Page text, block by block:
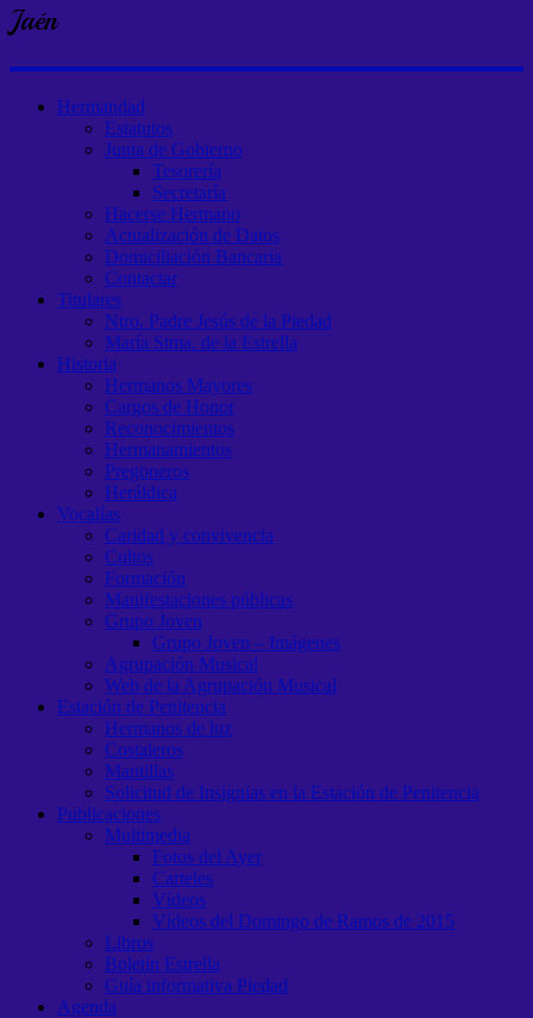
Jaén
Hermandad
Estatutos
Junta de Gobierno
Tesorería
Secretaría
Hacerse Hermano
Actualización de Datos
Domiciliación Bancaria
Contactar
Titulares
Ntro. Padre Jesús de la Piedad
María Stma. de la Estrella
Historia
Hermanos Mayores
Cargos de Honor
Reconocimientos
Hermanamientos
Pregoneros
Heráldica
Vocalías
Caridad y convivencia
Cultos
Formación
Manifestaciones públicas
Grupo Joven
Grupo Joven – Imágenes
Agrupación Musical
Web de la Agrupación Musical
Estación de Penitencia
Hermanos de luz
Costaleros
Mantillas
Solicitud de Insignias en la Estación de Penitencia
Publicaciones
Multimedia
Fotos del Ayer
Carteles
Vídeos
Vídeos del Domingo de Ramos de 2015
Libros
Boletín Estrella
Guía informativa Piedad
Agenda